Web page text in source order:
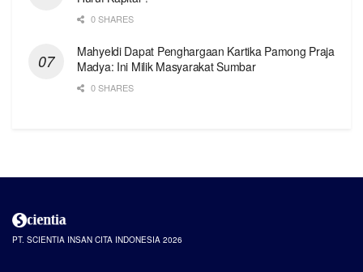
0 SHARES
Mahyeldi Dapat Penghargaan Kartika Pamong Praja
Madya: Ini Milik Masyarakat Sumbar
0 SHARES
PT. SCIENTIA INSAN CITA INDONESIA 2026